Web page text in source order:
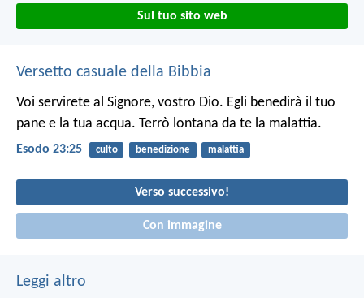
Sul tuo sito web
Versetto casuale della Bibbia
Voi servirete al Signore, vostro Dio. Egli benedirà il tuo
pane e la tua acqua. Terrò lontana da te la malattia.
Esodo 23:25 culto benedizione malattia
Verso successivo!
Con immagine
Leggi altro